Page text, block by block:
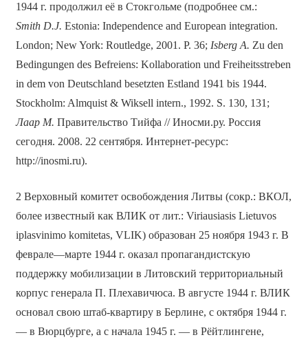
1944 г. продолжил её в Стокгольме (подробнее см.:
Smith D.J. Estonia: Independence and European integration.
London; New York: Routledge, 2001. P. 36; Isberg A. Zu den
Bedingungen des Befreiens: Kollaboration und Freiheitsstreben
in dem von Deutschland besetzten Estland 1941 bis 1944.
Stockholm: Almquist & Wiksell intern., 1992. S. 130, 131;
Лаар М. Правительство Тийфа // Иносми.ру. Россия
сегодня. 2008. 22 сентября. Интернет-ресурс:
http://inosmi.ru).
2 Верховный комитет освобождения Литвы (сокр.: ВКОЛ,
более известный как ВЛИК от лит.: Viriausiasis Lietuvos
iplasvinimo komitetas, VLIK) образован 25 ноября 1943 г. В
феврале—марте 1944 г. оказал пропагандистскую
поддержку мобилизации в Литовский территориальный
корпус генерала П. Плехавичюса. В августе 1944 г. ВЛИК
основал свою штаб-квартиру в Берлине, с октября 1944 г.
— в Вюрцбурге, а с начала 1945 г. — в Рёйтлингене,